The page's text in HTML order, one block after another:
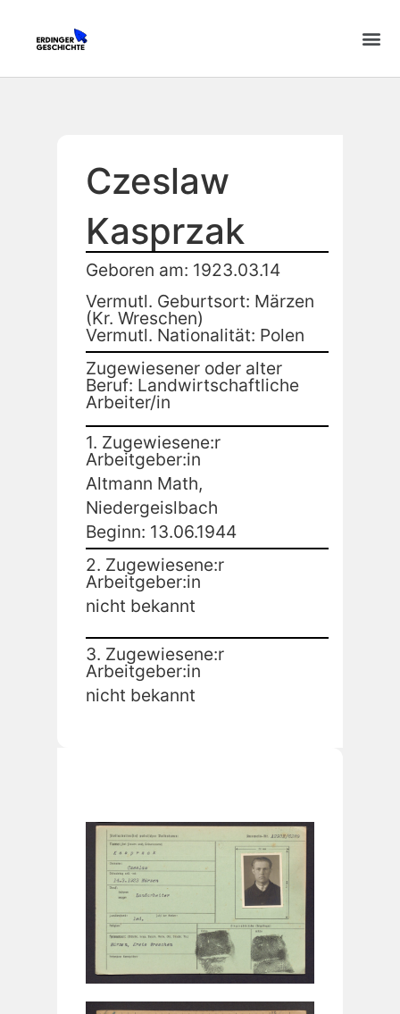
Czeslaw
Kasprzak
Geboren am: 1923.03.14
Vermutl. Geburtsort: Märzen
(Kr. Wreschen)
Vermutl. Nationalität: Polen
Zugewiesener oder alter
Beruf: Landwirtschaftliche
Arbeiter/in
1. Zugewiesene:r
Arbeitgeber:in
Altmann Math,
Niedergeislbach
Beginn: 13.06.1944
2. Zugewiesene:r
Arbeitgeber:in
nicht bekannt
3. Zugewiesene:r
Arbeitgeber:in
nicht bekannt